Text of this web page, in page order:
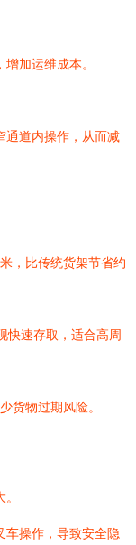
加运维成本。
通道内操作，从而减
，比传统货架节省约
快速存取，适合高周
货物过期风险。
车操作，导致安全隐